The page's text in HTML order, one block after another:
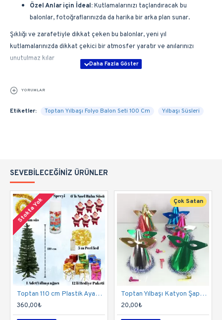
Özel Anlar için İdeal:Kutlamalarınızı taçlandıracak bu
balonlar, fotoğraflarınızda da harika bir arka plan sunar.
Şıklığı ve zarafetiyle dikkat çeken bu balonlar, yeni yıl
kutlamalarınızda dikkat çekici bir atmosfer yaratır ve anılarınızı
unutulmaz kılar
YORUMLAR
Etiketler: Toptan Yılbaşı Folyo Balon Seti 100 Cm Yılbaşı Süsleri
SEVEBILECEĞINIZ ÜRÜNLER
Stokta Yok
Toptan 110 cm Plastik Ayaklı Yılbaşı Çam Ağacı Seti
360,00₺
Çok Satan
Toptan Yılbaşı Katyon Şapka Seti 200 Adet
20,00₺